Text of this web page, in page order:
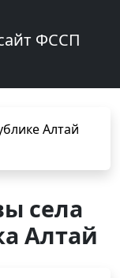
ФССП
Алтай
села
Алтай